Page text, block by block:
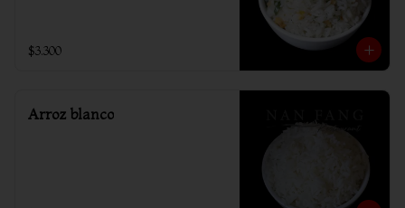
$3.300
Arroz blanco